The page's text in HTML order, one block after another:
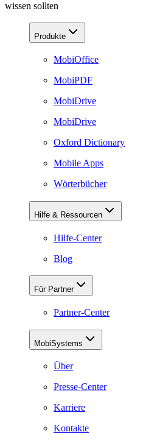
wissen sollten
Produkte
MobiOffice
MobiPDF
MobiDrive
MobiDrive
Oxford Dictionary
Mobile Apps
Wörterbücher
Hilfe & Ressourcen
Hilfe-Center
Blog
Für Partner
Partner-Center
MobiSystems
Über
Presse-Center
Karriere
Kontakte